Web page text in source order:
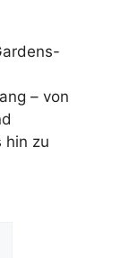
– von
hin zu